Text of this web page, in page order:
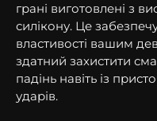
грані виготовлені з
силікону. Це
властивості вашим
здатний захистити
падінь навіть із
ударів.